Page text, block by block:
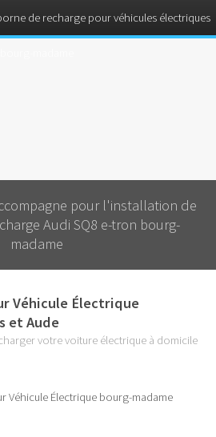
pour l'installation de
Audi SQ8 e-tron bourg-
madame
Véhicule Électrique
et Aude
votre voiture électrique à domicile
de recharge pour véhicules électriques